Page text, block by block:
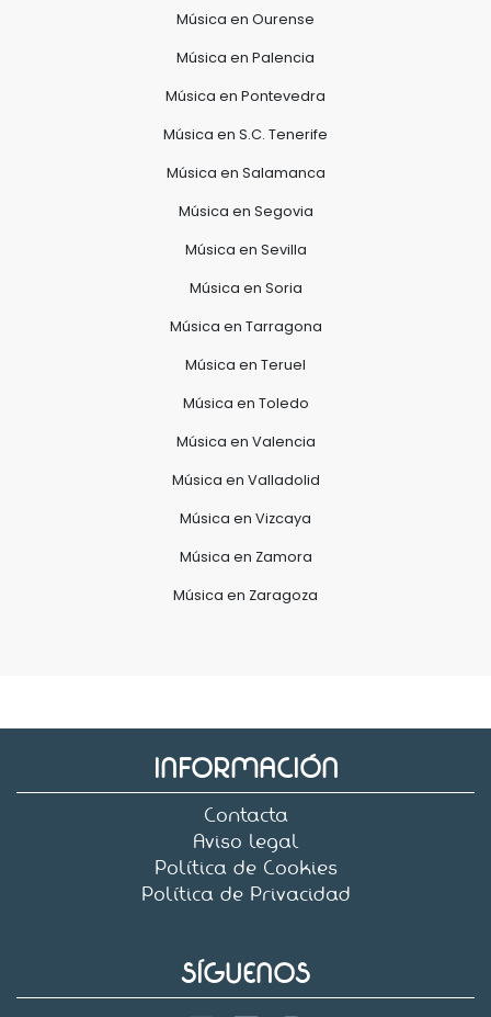
Música en Ourense
Música en Palencia
Música en Pontevedra
Música en S.C. Tenerife
Música en Salamanca
Música en Segovia
Música en Sevilla
Música en Soria
Música en Tarragona
Música en Teruel
Música en Toledo
Música en Valencia
Música en Valladolid
Música en Vizcaya
Música en Zamora
Música en Zaragoza
INFORMACIÓN
Contacta
Aviso legal
Política de Cookies
Política de Privacidad
SÍGUENOS